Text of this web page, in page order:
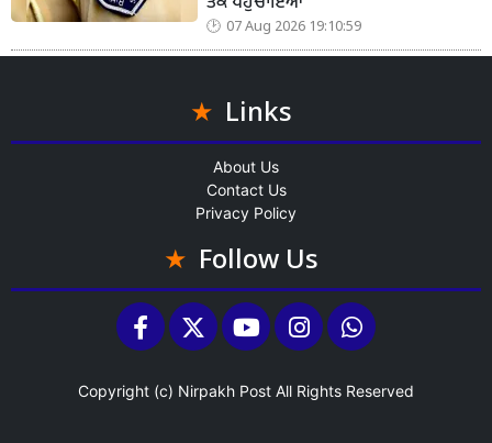
07 Aug 2026 19:10:59
Links
About Us
Contact Us
Privacy Policy
Follow Us
Copyright (c) Nirpakh Post All Rights Reserved